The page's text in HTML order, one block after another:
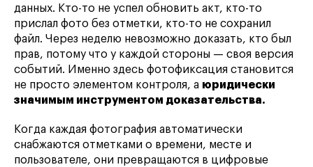
данных. Кто-то не успел обновить акт, кто-то
прислал фото без отметки, кто-то не сохранил
файл. Через неделю невозможно доказать, кто был
прав, потому что у каждой стороны — своя версия
событий. Именно здесь фотофиксация становится
не просто элементом контроля, а юридически
значимым инструментом доказательства.
Когда каждая фотография автоматически
снабжаются отметками о времени, месте и
пользователе, они превращаются в цифровые